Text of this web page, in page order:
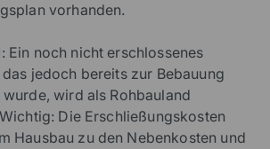
vorhanden.
: Ein noch nicht erschlossenes
jedoch bereits zur Bebauung
wird als Rohbauland
Die Erschließungskosten
Hausbau zu den Nebenkosten und